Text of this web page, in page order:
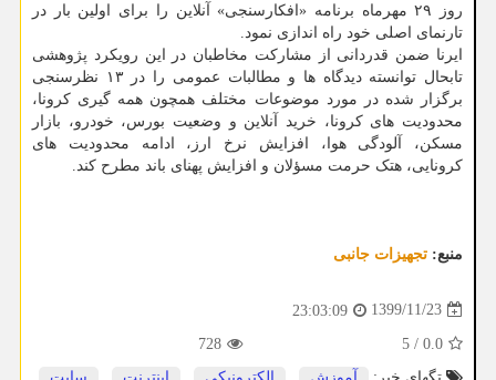
روز ۲۹ مهرماه برنامه «افکارسنجی» آنلاین را برای اولین بار در
تارنمای اصلی خود راه اندازی نمود.
ایرنا ضمن قدردانی از مشارکت مخاطبان در این رویکرد پژوهشی
تابحال توانسته دیدگاه ها و مطالبات عمومی را در ۱۳ نظرسنجی
برگزار شده در مورد موضوعات مختلف همچون همه گیری کرونا،
محدودیت های کرونا، خرید آنلاین و وضعیت بورس، خودرو، بازار
مسکن، آلودگی هوا، افزایش نرخ ارز، ادامه محدودیت های
کرونایی، هتک حرمت مسؤلان و افزایش پهنای باند مطرح کند.
منبع: تجهیزات جانبی
1399/11/23
23:03:09
0.0
/
5
728